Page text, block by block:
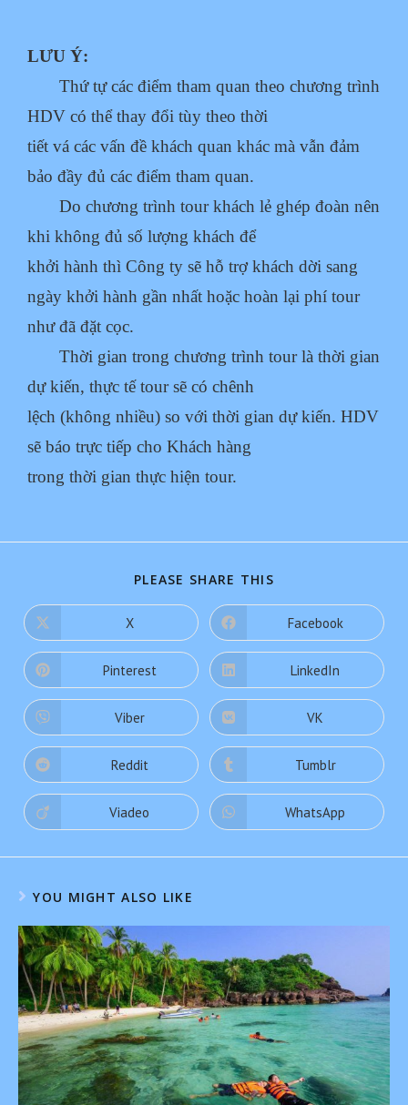
LƯU Ý:
Thứ tự các điểm tham quan theo chương trình
HDV có thể thay đổi tùy theo thời
tiết vá các vấn đề khách quan khác mà vẫn đảm
bảo đầy đủ các điểm tham quan.
Do chương trình tour khách lẻ ghép đoàn nên
khi không đủ số lượng khách để
khởi hành thì Công ty sẽ hỗ trợ khách dời sang
ngày khởi hành gần nhất hoặc hoàn lại phí tour
như đã đặt cọc.
Thời gian trong chương trình tour là thời gian
dự kiến, thực tế tour sẽ có chênh
lệch (không nhiều) so với thời gian dự kiến. HDV
sẽ báo trực tiếp cho Khách hàng
trong thời gian thực hiện tour.
PLEASE SHARE THIS
X Facebook
Pinterest LinkedIn
Viber VK
Reddit Tumblr
Viadeo WhatsApp
YOU MIGHT ALSO LIKE